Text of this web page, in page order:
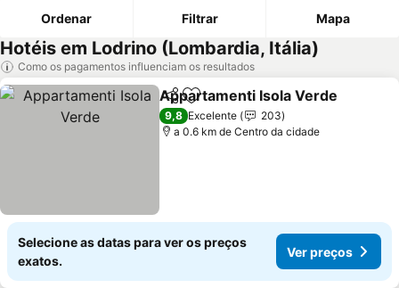
Ordenar Filtrar Mapa
Hotéis em Lodrino (Lombardia, Itália)
Como os pagamentos influenciam os resultados
PartilharAdicionar aos favoritos
Appartamenti Isola Verde
9,8 Excelente
203
a 0.6 km de Centro da cidade
Selecione as datas para ver os preços
exatos.
Ver preços